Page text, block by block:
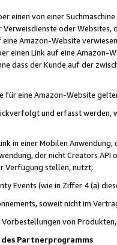
einen von einer
oder Websites,
Amazon-Website
einen Link auf eine
dass der Kunde auf der
für eine Amazon-Website
und erfasst werden,
in einer Mobilen
der nicht Creators
Verfügung stellen, nutzt;
Events (wie in Ziffer 4 (a)
soweit nicht im
von
Partnerprogramms